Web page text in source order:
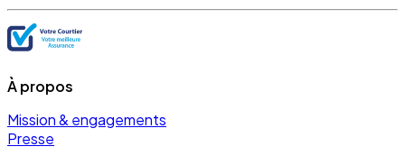
À propos
Mission & engagements
Presse